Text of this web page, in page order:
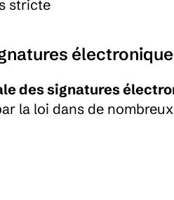
stricte
des signatures
la loi dans de